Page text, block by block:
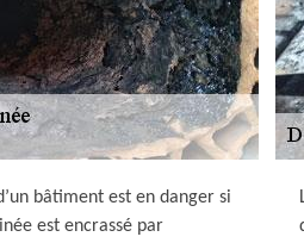
bâtiment est en danger si
est encrassé par